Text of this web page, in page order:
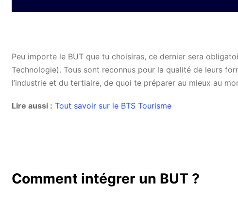
Peu importe le BUT que tu choisiras, ce dernier sera
Technologie). Tous sont reconnus pour la qualité de leurs
l’industrie et du tertiaire, de quoi te préparer au mieux au
Lire aussi : Tout savoir sur le BTS Tourisme
Comment intégrer un BUT ?